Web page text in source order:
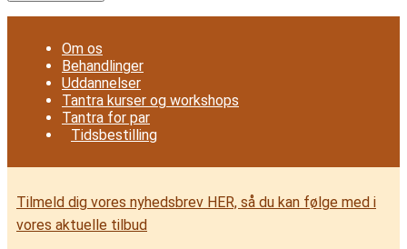
Om os
Behandlinger
Uddannelser
Tantra kurser og workshops
Tantra for par
Tidsbestilling
Tilmeld dig vores nyhedsbrev HER, så du kan følge med i
vores aktuelle tilbud